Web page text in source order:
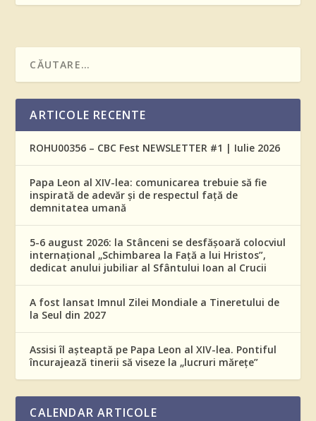
ARTICOLE RECENTE
ROHU00356 – CBC Fest NEWSLETTER #1 | Iulie 2026
Papa Leon al XIV-lea: comunicarea trebuie să fie
inspirată de adevăr și de respectul față de
demnitatea umană
5-6 august 2026: la Stânceni se desfășoară colocviul
internațional „Schimbarea la Față a lui Hristos”,
dedicat anului jubiliar al Sfântului Ioan al Crucii
A fost lansat Imnul Zilei Mondiale a Tineretului de
la Seul din 2027
Assisi îl așteaptă pe Papa Leon al XIV-lea. Pontiful
încurajează tinerii să viseze la „lucruri mărețe”
CALENDAR ARTICOLE